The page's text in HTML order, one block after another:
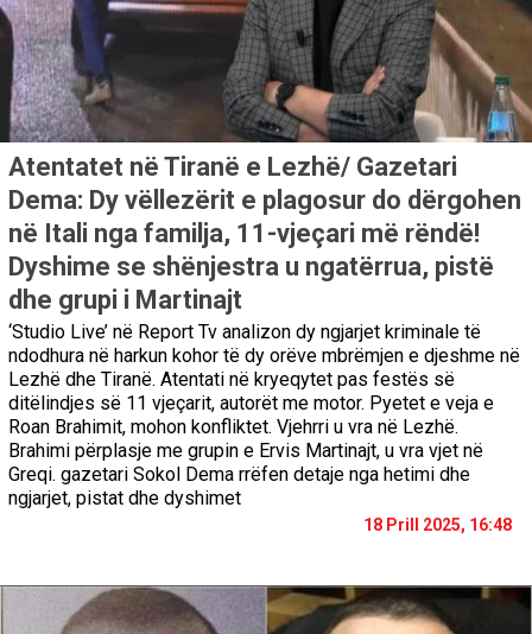
Atentatet në Tiranë e Lezhë/ Gazetari
Dema: Dy vëllezërit e plagosur do dërgohen
në Itali nga familja, 11-vjeçari më rëndë!
Dyshime se shënjestra u ngatërrua, pistë
dhe grupi i Martinajt
‘Studio Live’ në Report Tv analizon dy ngjarjet kriminale të
ndodhura në harkun kohor të dy orëve mbrëmjen e djeshme në
Lezhë dhe Tiranë. Atentati në kryeqytet pas festës së
ditëlindjes së 11 vjeçarit, autorët me motor. Pyetet e veja e
Roan Brahimit, mohon konfliktet. Vjehrri u vra në Lezhë.
Brahimi përplasje me grupin e Ervis Martinajt, u vra vjet në
Greqi. gazetari Sokol Dema rrëfen detaje nga hetimi dhe
ngjarjet, pistat dhe dyshimet
18 Prill 2025, 16:48